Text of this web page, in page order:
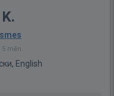
5 mēn.
English